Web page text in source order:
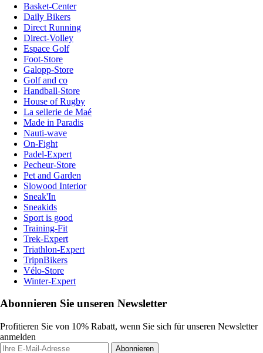
Basket-Center
Daily Bikers
Direct Running
Direct-Volley
Espace Golf
Foot-Store
Galopp-Store
Golf and co
Handball-Store
House of Rugby
La sellerie de Maé
Made in Paradis
Nauti-wave
On-Fight
Padel-Expert
Pecheur-Store
Pet and Garden
Slowood Interior
Sneak'In
Sneakids
Sport is good
Training-Fit
Trek-Expert
Triathlon-Expert
TripnBikers
Vélo-Store
Winter-Expert
Abonnieren Sie unseren Newsletter
Profitieren Sie von 10% Rabatt, wenn Sie sich für unseren Newsletter
anmelden
Abonnieren